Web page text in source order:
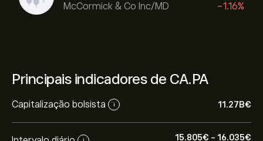
McCormick & Co Inc/MD
-1.16%
Principais indicadores de CA.PA
Capitalização bolsista i 11.27B‎€‎
15.805‎€‎ - 16.035‎€‎